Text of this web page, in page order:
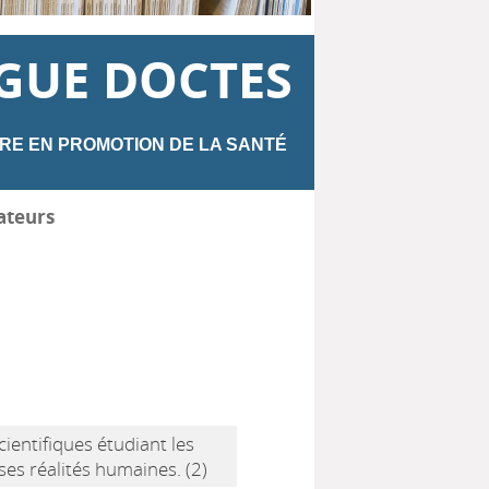
DOCTES
EN PROMOTION DE LA SANTÉ
étudiant les
réalités humaines. (2)